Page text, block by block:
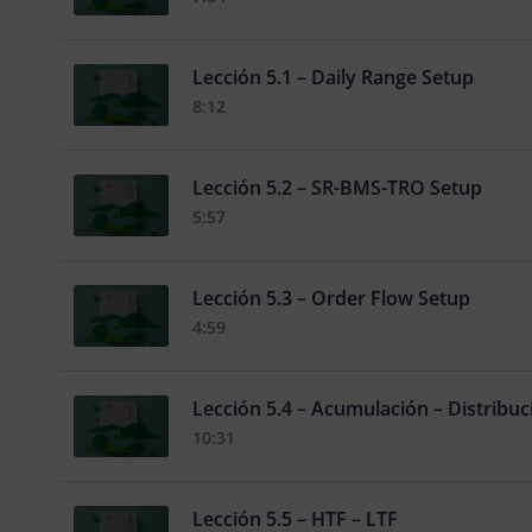
Lección 5.1 – Daily Range Setup
8:12
Lección 5.2 – SR-BMS-TRO Setup
5:57
Lección 5.3 – Order Flow Setup
4:59
Lección 5.4 – Acumulación –
10:31
Lección 5.5 – HTF – LTF